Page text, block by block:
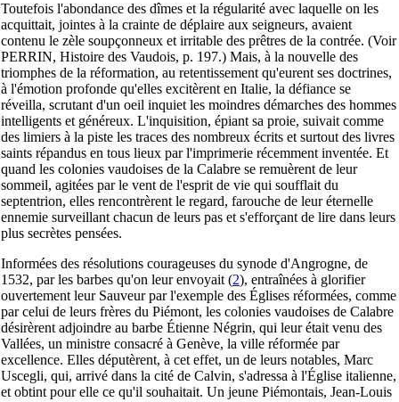
Toutefois l'abondance des dîmes et la régularité avec laquelle on les
acquittait, jointes à la crainte de déplaire aux seigneurs, avaient
contenu le zèle soupçonneux et irritable des prêtres de la contrée. (Voir
PERRIN, Histoire des Vaudois, p. 197.) Mais, à la nouvelle des
triomphes de la réformation, au retentissement qu'eurent ses doctrines,
à l'émotion profonde qu'elles excitèrent en Italie, la défiance se
réveilla, scrutant d'un oeil inquiet les moindres démarches des hommes
intelligents et généreux. L'inquisition, épiant sa proie, suivait comme
des limiers à la piste les traces des nombreux écrits et surtout des livres
saints répandus en tous lieux par l'imprimerie récemment inventée. Et
quand les colonies vaudoises de la Calabre se remuèrent de leur
sommeil, agitées par le vent de l'esprit de vie qui soufflait du
septentrion, elles rencontrèrent le regard, farouche de leur éternelle
ennemie surveillant chacun de leurs pas et s'efforçant de lire dans leurs
plus secrètes pensées.
Informées des résolutions courageuses du synode d'Angrogne, de
1532, par les barbes qu'on leur envoyait (2), entraînées à glorifier
ouvertement leur Sauveur par l'exemple des Églises réformées, comme
par celui de leurs frères du Piémont, les colonies vaudoises de Calabre
désirèrent adjoindre au barbe Étienne Négrin, qui leur était venu des
Vallées, un ministre consacré à Genève, la ville réformée par
excellence. Elles députèrent, à cet effet, un de leurs notables, Marc
Uscegli, qui, arrivé dans la cité de Calvin, s'adressa à l'Église italienne,
et obtint pour elle ce qu'il souhaitait. Un jeune Piémontais, Jean-Louis